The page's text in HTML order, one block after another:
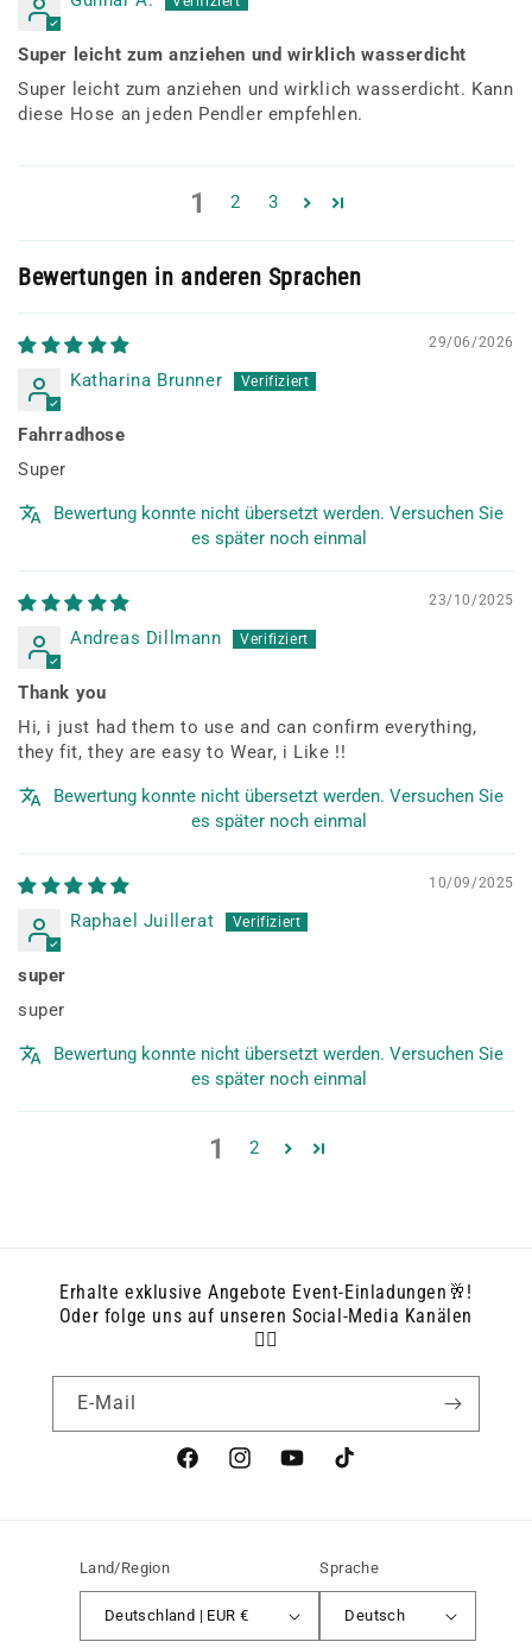
Super leicht zum anziehen und wirklich wasserdicht
Super leicht zum anziehen und wirklich wasserdicht. Kann
diese Hose an jeden Pendler empfehlen.
1 2 3
Bewertungen in anderen Sprachen
29/06/2026
Katharina Brunner
Fahrradhose
Super
Bewertung konnte nicht übersetzt werden. Versuchen Sie
es später noch einmal
23/10/2025
Andreas Dillmann
Thank you
Hi, i just had them to use and can confirm everything,
they fit, they are easy to Wear, i Like !!
Bewertung konnte nicht übersetzt werden. Versuchen Sie
es später noch einmal
10/09/2025
Raphael Juillerat
super
super
Bewertung konnte nicht übersetzt werden. Versuchen Sie
es später noch einmal
1 2
Erhalte exklusive Angebote Event-Einladungen🥂!
Oder folge uns auf unseren Social-Media Kanälen
👇🏻
E-Mail
FacebookInstagramYouTubeTikTok
Land/Region
Deutschland | EUR €
Sprache
Deutsch